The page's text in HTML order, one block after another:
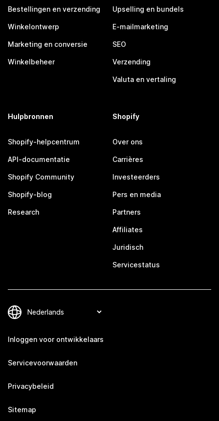
Bestellingen en verzending
Winkelontwerp
Marketing en conversie
Winkelbeheer
Upselling en bundels
E-mailmarketing
SEO
Verzending
Valuta en vertaling
Hulpbronnen
Shopify-helpcentrum
API-documentatie
Shopify Community
Shopify-blog
Research
Shopify
Over ons
Carrières
Investeerders
Pers en media
Partners
Affiliates
Juridisch
Servicestatus
Inloggen voor ontwikkelaars
Servicevoorwaarden
Privacybeleid
Sitemap